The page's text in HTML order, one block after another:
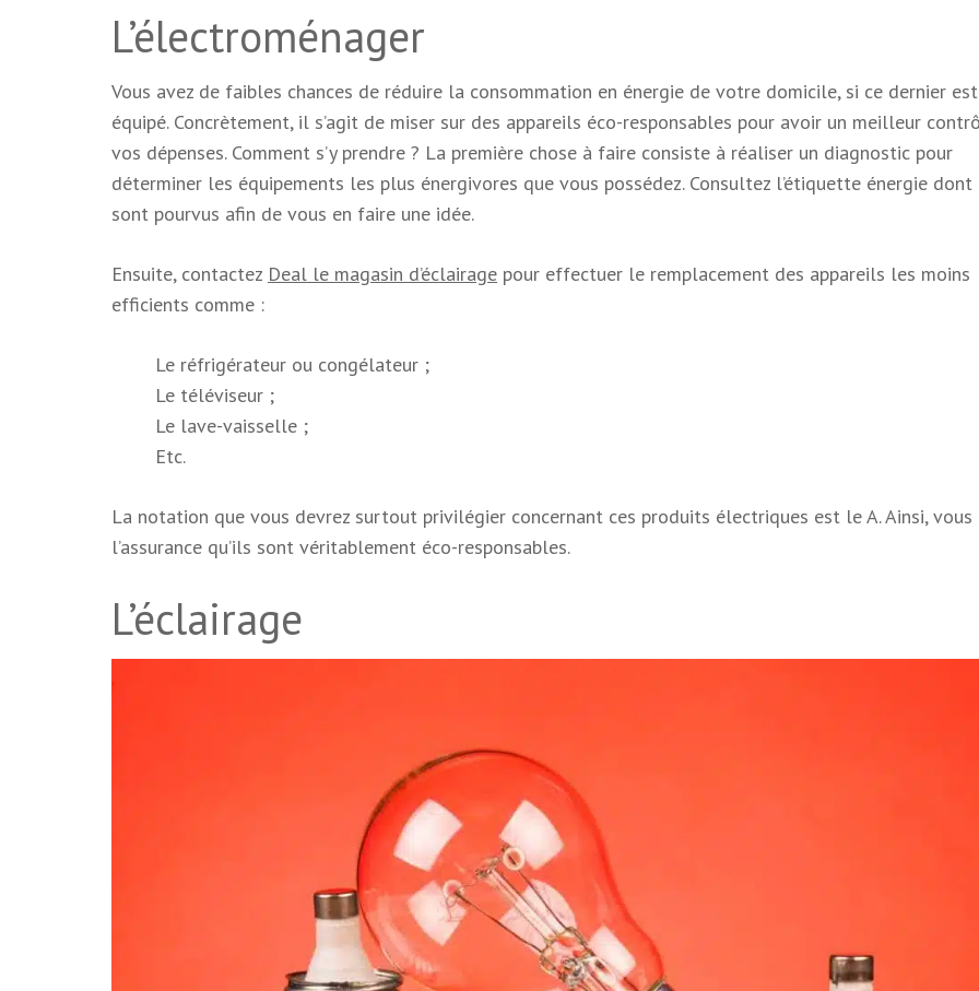
L’électroménager
Vous avez de faibles chances de réduire la consommation en énergie de votre domicile, si ce dernier
équipé. Concrètement, il s’agit de miser sur des appareils éco-responsables pour avoir un meilleur
vos dépenses. Comment s’y prendre ? La première chose à faire consiste à réaliser un diagnostic pour
déterminer les équipements les plus énergivores que vous possédez. Consultez l’étiquette énergie
sont pourvus afin de vous en faire une idée.
Ensuite, contactez Deal le magasin d’éclairage pour effectuer le remplacement des appareils les moins
efficients comme :
Le réfrigérateur ou congélateur ;
Le téléviseur ;
Le lave-vaisselle ;
Etc.
La notation que vous devrez surtout privilégier concernant ces produits électriques est le A. Ainsi, vous
l’assurance qu’ils sont véritablement éco-responsables.
L’éclairage